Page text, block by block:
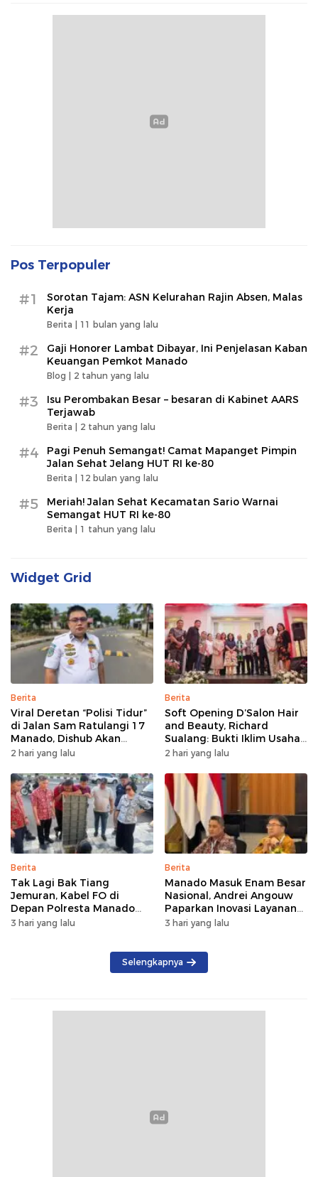
Pos Terpopuler
#1
Sorotan Tajam: ASN Kelurahan Rajin Absen, Malas
Kerja
Berita | 11 bulan yang lalu
#2
Gaji Honorer Lambat Dibayar, Ini Penjelasan Kaban
Keuangan Pemkot Manado
Blog | 2 tahun yang lalu
#3
Isu Perombakan Besar – besaran di Kabinet AARS
Terjawab
Berita | 2 tahun yang lalu
#4
Pagi Penuh Semangat! Camat Mapanget Pimpin
Jalan Sehat Jelang HUT RI ke-80
Berita | 12 bulan yang lalu
#5
Meriah! Jalan Sehat Kecamatan Sario Warnai
Semangat HUT RI ke-80
Berita | 1 tahun yang lalu
Widget Grid
Berita
Viral Deretan “Polisi Tidur”
di Jalan Sam Ratulangi 17
Manado, Dishub Akan
Musyawarahkan Solusi
2 hari yang lalu
Berita
Soft Opening D’Salon Hair
and Beauty, Richard
Sualang: Bukti Iklim Usaha
di Manado Terus
2 hari yang lalu
Berita
Tak Lagi Bak Tiang
Jemuran, Kabel FO di
Depan Polresta Manado
Ditata
3 hari yang lalu
Berita
Manado Masuk Enam Besar
Nasional, Andrei Angouw
Paparkan Inovasi Layanan
Investasi di Hadapan Tim
3 hari yang lalu
Selengkapnya